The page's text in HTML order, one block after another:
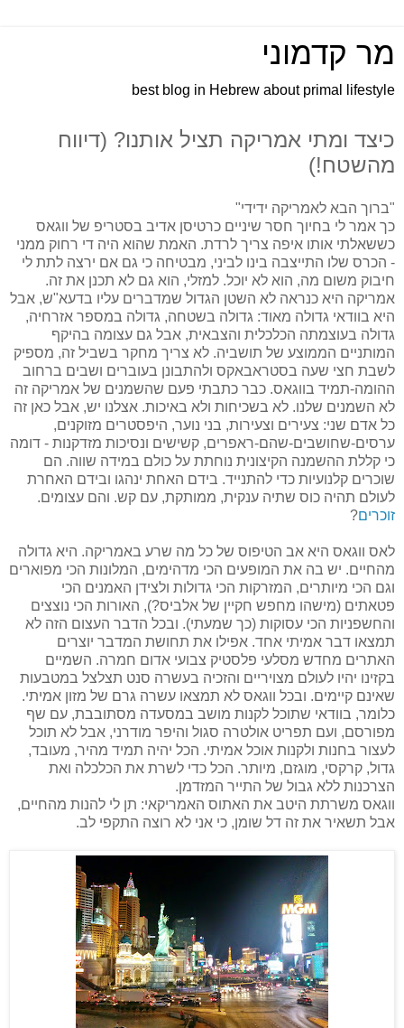
מר קדמוני
best blog in Hebrew about primal lifestyle
כיצד ומתי אמריקה תציל אותנו? (דיווח
מהשטח!)
"ברוך הבא לאמריקה ידידי"
כך אמר לי בחיוך חסר שיניים כרטיסן אדיב בסטריפ של ווגאס
כששאלתי אותו איפה צריך לרדת. האמת שהוא היה די רחוק ממני
- הכרס שלו התייצבה בינו לביני, מבטיחה כי גם אם ירצה לתת לי
חיבוק משום מה, הוא לא יוכל. למזלי, הוא גם לא תכנן את זה.
אמריקה היא כנראה לא השטן הגדול שמדברים עליו בדעא"ש, אבל
היא בוודאי גדולה מאוד: גדולה בשטחה, גדולה במספר אזרחיה,
גדולה בעוצמתה הכלכלית והצבאית, אבל גם עצומה בהיקף
המותניים הממוצע של תושביה. לא צריך מחקר בשביל זה, מספיק
לשבת חצי שעה בסטראבאקס ולהתבונן בעוברים ושבים ברחוב
ההומה-תמיד בווגאס. כבר כתבתי פעם שהשמנים של אמריקה זה
לא השמנים שלנו. לא בשכיחות ולא באיכות. אצלנו יש, אבל כאן זה
כל אדם שני: צעירים וצעירות, בני נוער, היפסטרים מזוקנים,
ערסים-שחושבים-שהם-ראפרים, קשישים ונסיכות מזדקנות - דומה
כי קללת ההשמנה הקיצונית נוחתת על כולם במידה שווה. הם
שוכרים קלנועיות כדי להתנייד. בידם האחת ינהגו ובידם האחרת
לעולם תהיה כוס שתיה ענקית, ממותקת, עם קש. והם עצומים.
זוכרים?
לאס ווגאס היא אב הטיפוס של כל מה שרע באמריקה. היא גדולה
מהחיים. יש בה את המופעים הכי מדהימים, המלונות הכי מפוארים
וגם הכי מיותרים, המזרקות הכי גדולות ולצידן האמנים הכי
פטאתים (מישהו מחפש חקיין של אלביס?), האורות הכי נוצצים
והחשפניות הכי עסוקות (כך שמעתי). ובכל הדבר העצום הזה לא
תמצאו דבר אמיתי אחד. אפילו את תחושת המדבר יוצרים
האתרים מחדש מסלעי פלסטיק צבועי אדום חמרה. השמיים
בקזינו יהיו לעולם מצויריים והזכיה בעשרה סנט תצלצל במטבעות
שאינם קיימים. ובכל ווגאס לא תמצאו עשרה גרם של מזון אמיתי.
כלומר, בוודאי שתוכל לקנות מושב במסעדה מסתובבת, עם שף
מפורסם, ועם תפריט אולטרה סגול והיפר מודרני, אבל לא תוכל
לעצור בחנות ולקנות אוכל אמיתי. הכל יהיה תמיד מהיר, מעובד,
גדול, קרקסי, מוגזם, מיותר. הכל כדי לשרת את הכלכלה ואת
הצרכנות ללא גבול של התייר המזדמן.
ווגאס משרתת היטב את האתוס האמריקאי: תן לי להנות מהחיים,
אבל תשאיר את זה דל שומן, כי אני לא רוצה התקפי לב.